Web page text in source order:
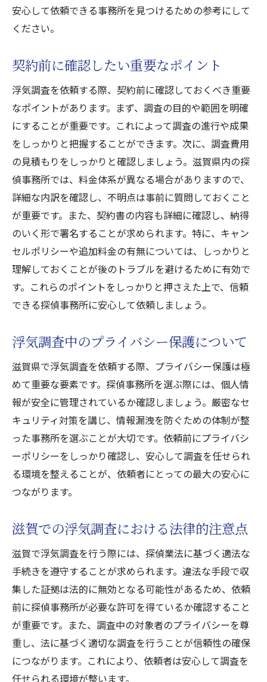
契約時に役立つ滋賀探偵事務所のアドバイ
トラブルを避けるための契約時の注意点
滋賀の探偵事務所で浮気調査を始める方法
滋賀で探偵に浮気調査を頼む際の無料相談利用
法
無料相談での情報収集の重要性
滋賀探偵事務所の専門家による相談内容
浮気調査における相談の具体的な流れ
無料相談で役立つ質問リストの作成法
相談利用から契約までの効果的なステップ
滋賀での無料相談の活用事例
滋賀で安心の浮気調査をするための探偵選びの
コツ
信頼できる探偵事務所の見極め方
滋賀の探偵事務所の口コミと評判確認法
浮気調査成功のための探偵選びのポイント
滋賀探偵事務所のアクセスと対応力の比較
探偵選びで失敗しないためのチェックリス
ト
安心して依頼できる事務所を見つけるための参考にして
ください。
契約前に確認したい重要なポイント
浮気調査を依頼する際、契約前に確認しておくべき重要
なポイントがあります。まず、調査の目的や範囲を明確
にすることが重要です。これによって調査の進行や成果
をしっかりと把握することができます。次に、調査費用
の見積もりをしっかりと確認しましょう。滋賀県内の探
偵事務所では、料金体系が異なる場合がありますので、
詳細な内訳を確認し、不明点は事前に質問しておくこと
が重要です。また、契約書の内容も詳細に確認し、納得
のいく形で署名することが求められます。特に、キャン
セルポリシーや追加料金の有無については、しっかりと
理解しておくことが後のトラブルを避けるために有効で
す。これらのポイントをしっかりと押さえた上で、信頼
できる探偵事務所に安心して依頼しましょう。
浮気調査中のプライバシー保護について
滋賀県で浮気調査を依頼する際、プライバシー保護は極
めて重要な要素です。探偵事務所を選ぶ際には、個人情
報が安全に管理されているか確認しましょう。厳密なセ
キュリティ対策を講じ、情報漏洩を防ぐための体制が整
った事務所を選ぶことが大切です。依頼前にプライバシ
ーポリシーをしっかり確認し、安心して調査を任せられ
る環境を整えることが、依頼者にとっての最大の安心に
つながります。
滋賀での浮気調査における法律的注意点
滋賀で浮気調査を行う際には、探偵業法に基づく適法な
手続きを遵守することが求められます。違法な手段で収
集した証拠は法的に無効となる可能性があるため、依頼
前に探偵事務所が必要な許可を得ているか確認すること
が重要です。また、調査中の対象者のプライバシーを尊
重し、法に基づく適切な調査を行うことが信頼性の確保
につながります。これにより、依頼者は安心して調査を
任せられる環境が整います。